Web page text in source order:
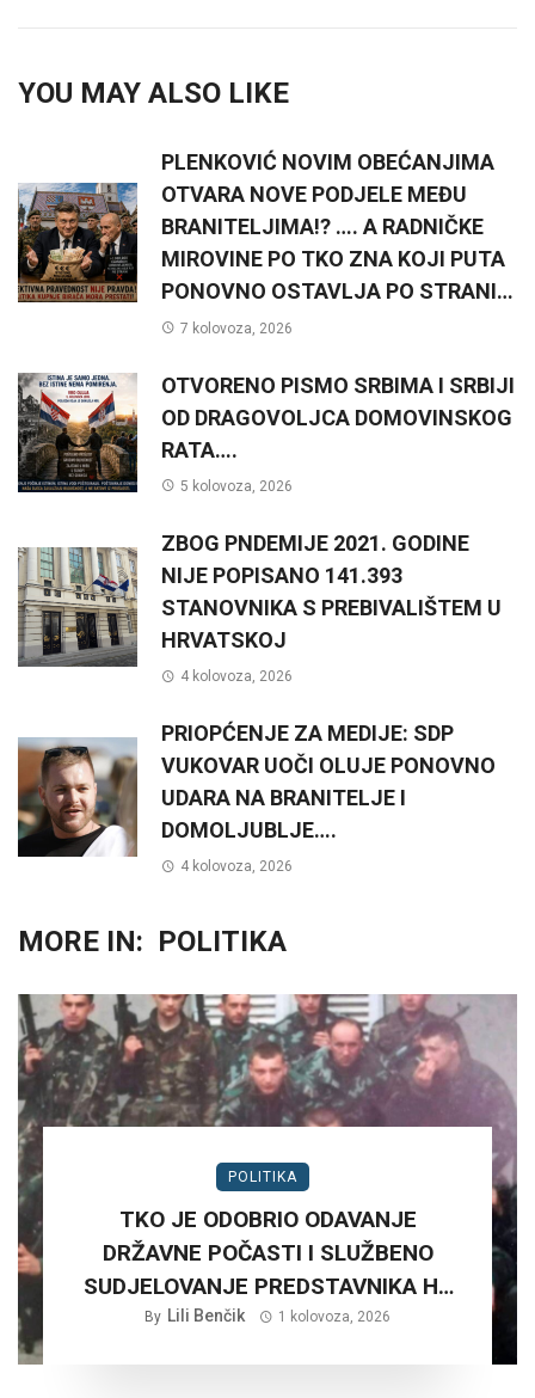
YOU MAY ALSO LIKE
PLENKOVIĆ NOVIM OBEĆANJIMA
OTVARA NOVE PODJELE MEĐU
BRANITELJIMA!? …. A RADNIČKE
MIROVINE PO TKO ZNA KOJI PUTA
PONOVNO OSTAVLJA PO STRANI…
7 kolovoza, 2026
OTVORENO PISMO SRBIMA I SRBIJI
OD DRAGOVOLJCA DOMOVINSKOG
RATA….
5 kolovoza, 2026
ZBOG PNDEMIJE 2021. GODINE
NIJE POPISANO 141.393
STANOVNIKA S PREBIVALIŠTEM U
HRVATSKOJ
4 kolovoza, 2026
PRIOPĆENJE ZA MEDIJE: SDP
VUKOVAR UOČI OLUJE PONOVNO
UDARA NA BRANITELJE I
DOMOLJUBLJE….
4 kolovoza, 2026
MORE IN: POLITIKA
POLITIKA
TKO JE ODOBRIO ODAVANJE
DRŽAVNE POČASTI I SLUŽBENO
SUDJELOVANJE PREDSTAVNIKA HV
NA RUŠNJAKU KOD BADERNE 27,
By Lili Benčik 1 kolovoza, 2026